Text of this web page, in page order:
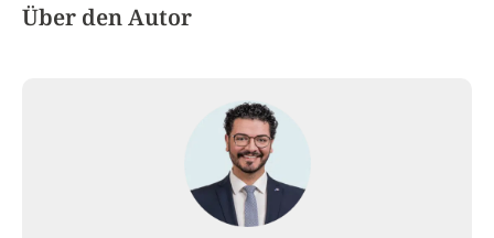
Über den Autor